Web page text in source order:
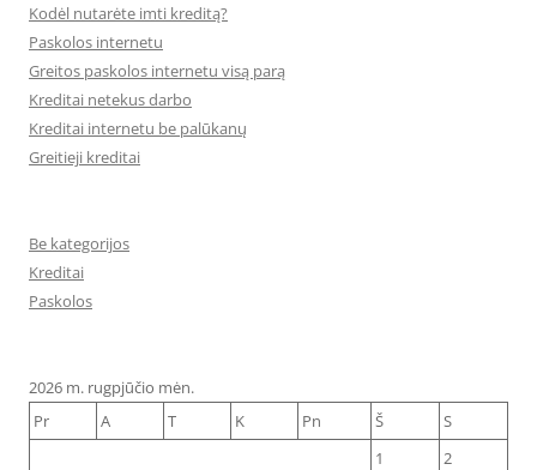
Kodėl nutarėte imti kreditą?
Paskolos internetu
Greitos paskolos internetu visą parą
Kreditai netekus darbo
Kreditai internetu be palūkanų
Greitieji kreditai
Be kategorijos
Kreditai
Paskolos
2026 m. rugpjūčio mėn.
Pr
A T K Pn Š
S
1
2